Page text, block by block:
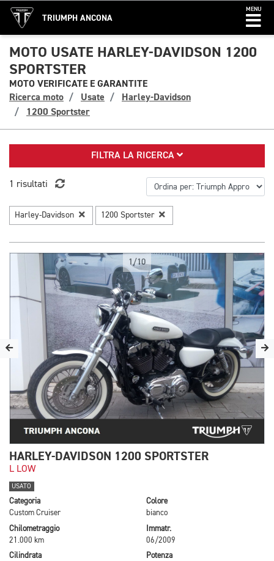
TRIUMPH ANCONA
MENU
MOTO USATE HARLEY-DAVIDSON 1200
SPORTSTER
MOTO VERIFICATE E GARANTITE
Ricerca moto
Usate
Harley-Davidson
1200 Sportster
FILTRA LA RICERCA
1 risultati
Harley-Davidson 1200 Sportster
1/10
HARLEY-DAVIDSON 1200 SPORTSTER
L LOW
USATO
Categoria
Custom Cruiser
Colore
bianco
Chilometraggio
21.000 km
Immatr.
06/2009
Cilindrata
Potenza